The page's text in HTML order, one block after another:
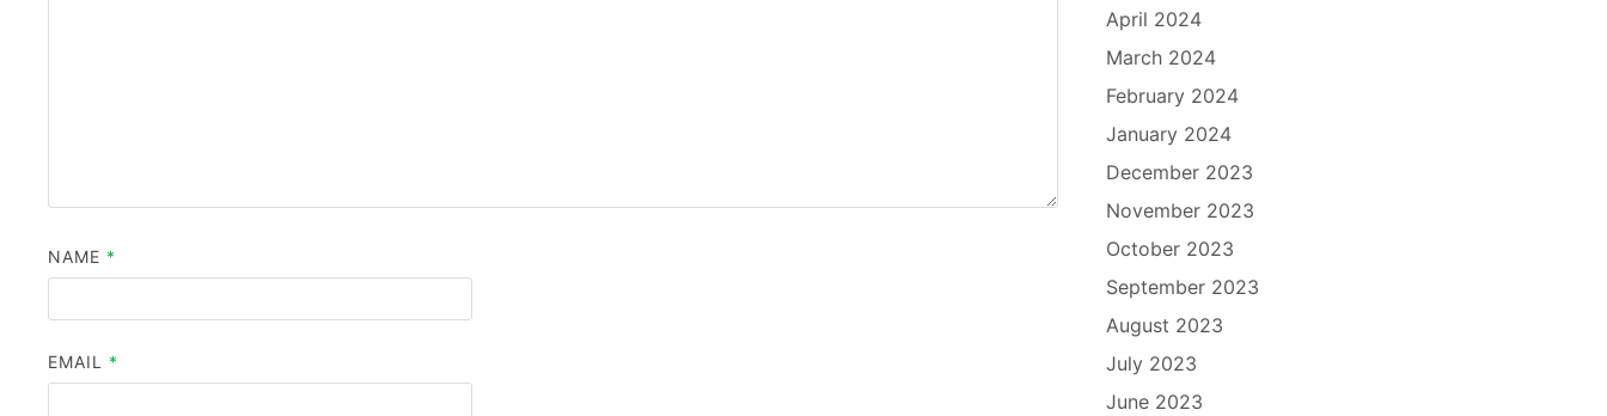
NAME *
EMAIL *
April 2024
March 2024
February 2024
January 2024
December 2023
November 2023
October 2023
September 2023
August 2023
July 2023
June 2023